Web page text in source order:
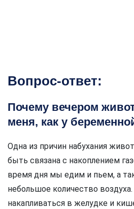
Вопрос-ответ:
Почему вечером
меня, как у
Одна из причин набухания
быть связана с накоплением
время дня мы едим и пьем, а
небольшое количество
накапливаться в желудке и